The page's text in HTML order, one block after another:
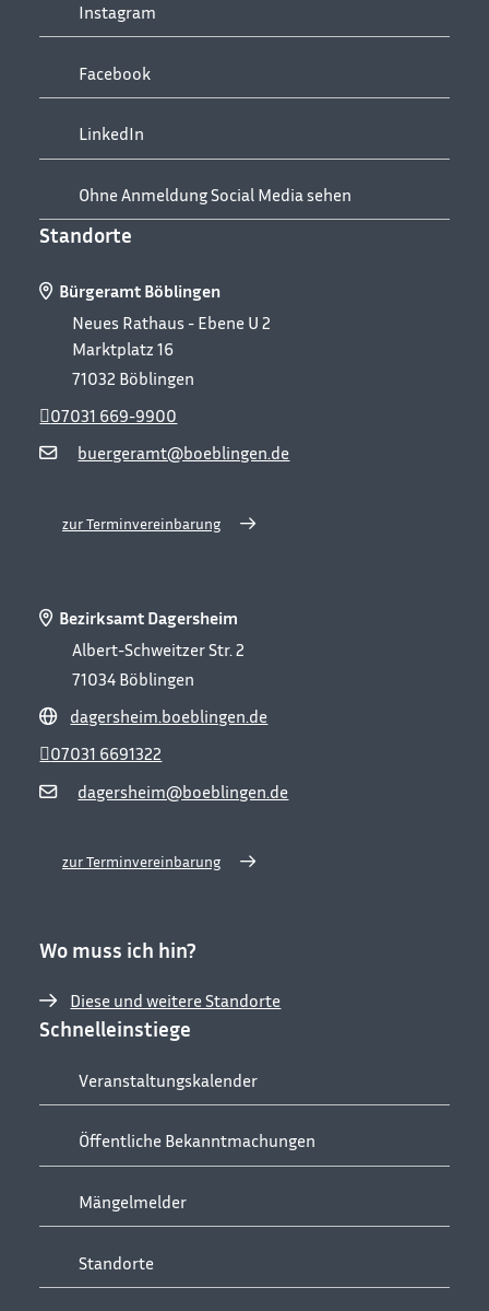
Instagram
Facebook
LinkedIn
Ohne Anmeldung Social Media sehen
Standorte
Bürgeramt Böblingen
Neues Rathaus - Ebene U 2
Marktplatz 16
71032 Böblingen
buergeramt@boeblingen.de
07031 669-9900
zur Terminvereinbarung
Bezirksamt Dagersheim
Albert-Schweitzer Str. 2
71034 Böblingen
dagersheim.boeblingen.de
dagersheim@boeblingen.de
07031 6691322
zur Terminvereinbarung
Wo muss ich hin?
Diese und weitere Standorte
Schnelleinstiege
Veranstaltungskalender
Öffentliche Bekanntmachungen
Mängelmelder
Standorte